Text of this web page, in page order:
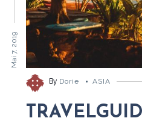
Mai 7, 2019
By Dorie ASIA